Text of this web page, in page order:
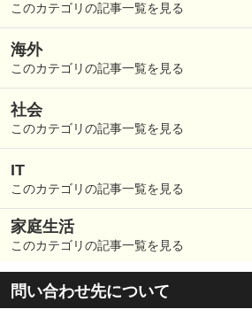
このカテゴリの記事一覧を見る
海外
このカテゴリの記事一覧を見る
社会
このカテゴリの記事一覧を見る
IT
このカテゴリの記事一覧を見る
家庭生活
このカテゴリの記事一覧を見る
問い合わせ先について